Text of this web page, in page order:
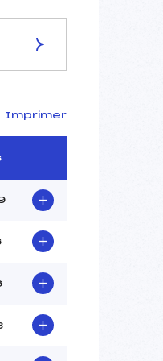
1845
12/12
12H45
(SA)
Imprimer